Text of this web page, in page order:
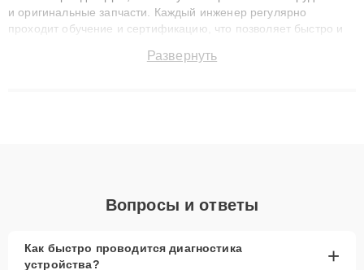
и оригинальные запчасти. Каждый инженер регулярно
проходит обучение и сертификацию, что позволяет быстро и
сохранением гарантии до 3 лет. Наши мастера решают
Развернуть
Вопросы и ответы
Как быстро проводится диагностика
устройства?
+